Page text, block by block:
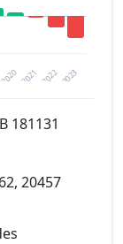
2021 2023
2020 2022
181131
20457